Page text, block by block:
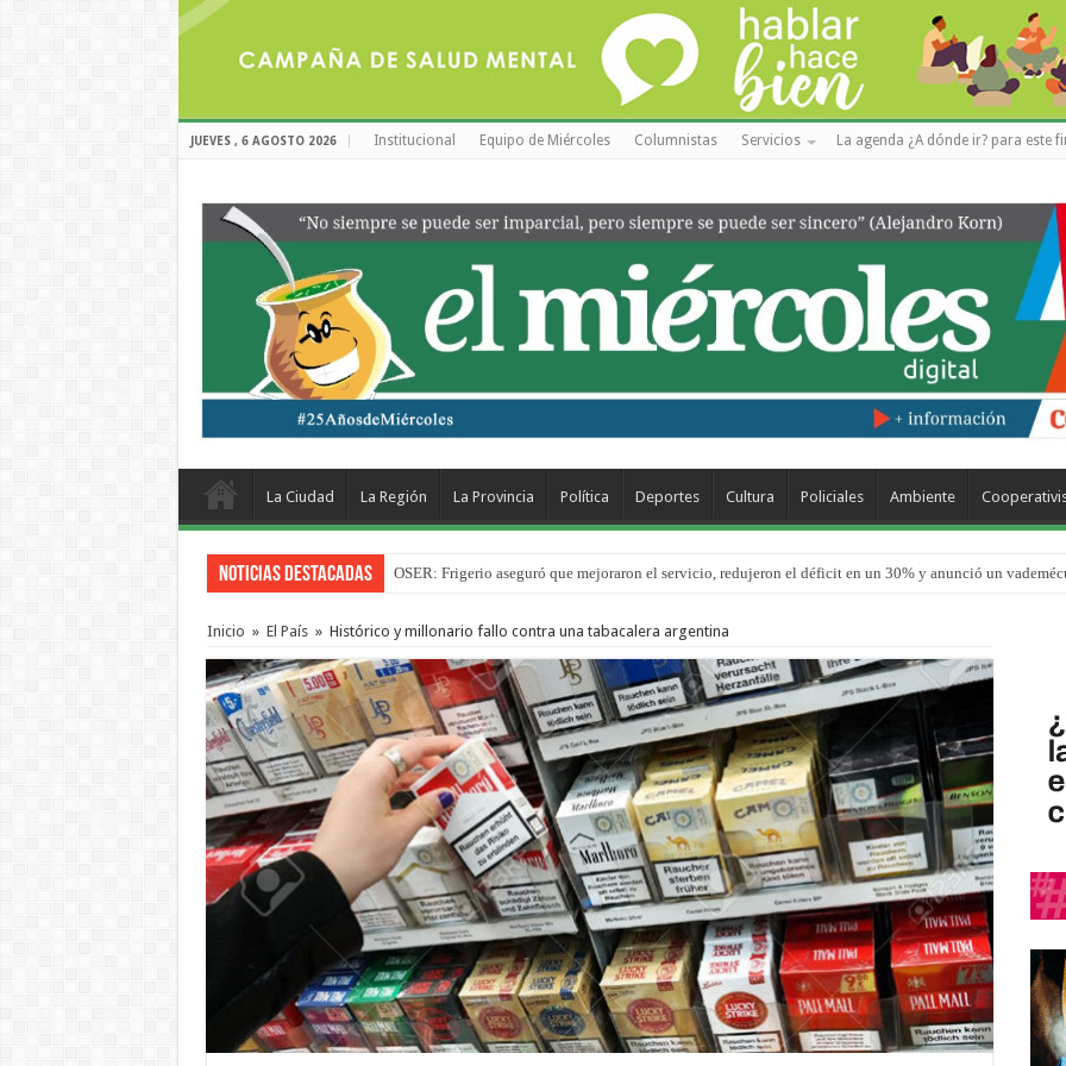
JUEVES , 6 AGOSTO 2026 Institucional Equipo de Miércoles Columnistas Servicios La agenda ¿A dónde ir? para este
La Ciudad La Región La Provincia Política Deportes Cultura Policiales Ambiente
Noticias Destacadas OSER: Frigerio aseguró que mejoraron el servicio, redujeron el déficit en un 30% y anunció un
Por primera vez hicieron una cirugía de reconstrucción torácica en el Hospital Urquiza
Inicio » El País » Histórico y millonario fallo contra una tabacalera argentina